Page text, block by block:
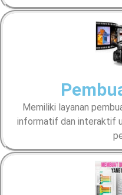
Memiliki layanan
informatif dan interaktif